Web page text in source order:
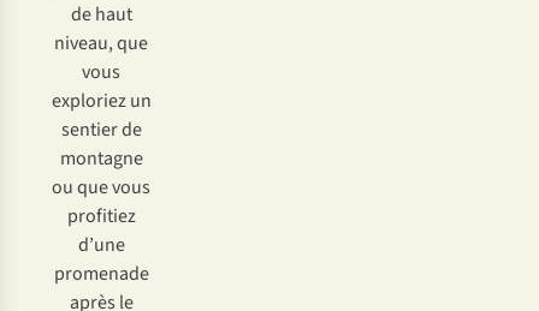
de haut
niveau, que
vous
exploriez un
sentier de
montagne
ou que vous
profitiez
d’une
promenade
après le